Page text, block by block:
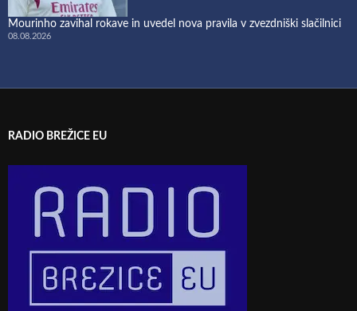
Mourinho zavihal rokave in uvedel nova pravila v zvezdniški slačilnici
08.08.2026
RADIO BREŽICE EU